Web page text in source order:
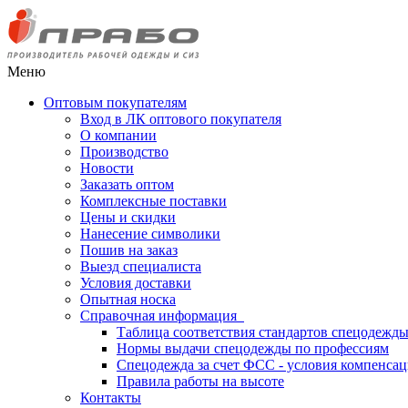
Меню
Оптовым покупателям
Вход в ЛК оптового покупателя
О компании
Производство
Новости
Заказать оптом
Комплексные поставки
Цены и скидки
Нанесение символики
Пошив на заказ
Выезд специалиста
Условия доставки
Опытная носка
Справочная информация
Таблица соответствия стандартов спецодежды
Нормы выдачи спецодежды по профессиям
Спецодежда за счет ФСС - условия
Правила работы на высоте
Контакты